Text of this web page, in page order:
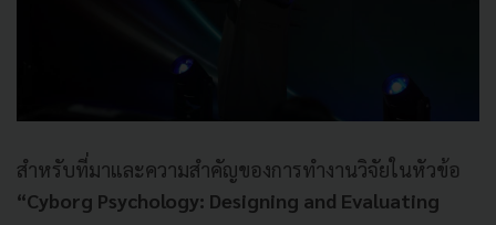
สำหรับที่มาและความสำคัญของการทำงานวิจัยในหัวข้อ
“Cyborg Psychology: Designing and Evaluating